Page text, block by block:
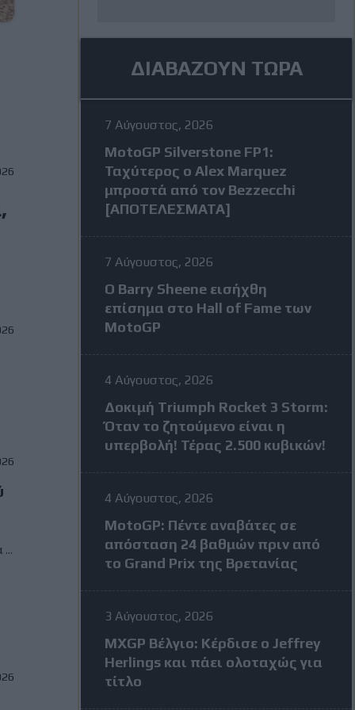
ΔΙΑΒΑΖΟΥΝ ΤΩΡΑ
7 Αύγουστος, 2026
MotoGP Silverstone FP1:
Ταχύτερος ο Alex Marquez
μπροστά από τον Bezzecchi
[ΑΠΟΤΕΛΕΣΜΑΤΑ]
7 Αύγουστος, 2026
Ο Barry Sheene εισήχθη
επίσημα στο Hall of Fame των
MotoGP
4 Αύγουστος, 2026
Δοκιμή Triumph Rocket 3 Storm:
Όταν το ζητούμενο είναι η
υπερβολή! Τέρας 2.500 κυβικών!
4 Αύγουστος, 2026
MotoGP: Πέντε αναβάτες σε
απόσταση 24 βαθμών πριν από
το Grand Prix της Βρετανίας
3 Αύγουστος, 2026
MXGP Βέλγιο: Κέρδισε ο Jeffrey
Herlings και πάει ολοταχώς για
τίτλο